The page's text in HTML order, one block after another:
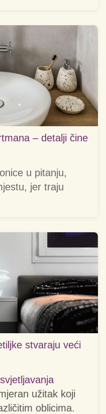
– detalji čine
u pitanju,
jer traju
stvaraju veći
užitak koji
oblicima.